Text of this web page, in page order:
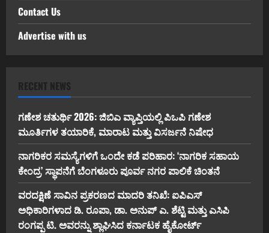
Contact Us
Advertise with us
RECENT NEWS
ಗಣೇಶ ಚತುರ್ಥಿ 2026: ಜಿಬಿಎ ವ್ಯಾಪ್ತಿಯಲ್ಲಿ ಪಿಒಪಿ ಗಣೇಶ
ಮೂರ್ತಿಗಳ ತಯಾರಿಕೆ, ಮಾರಾಟ ಮತ್ತು ವಿಸರ್ಜನೆ ನಿಷೇಧ
ನಾಗರಿಕರ ಸಮಸ್ಯೆಗಳಿಗೆ ಒಂದೇ ಕಡೆ ಪರಿಹಾರ: ‘ನಾಗರಿಕ ಸಹಾಯ
ಕೇಂದ್ರ’ ಸ್ಥಾಪನೆಗೆ ಬೆಂಗಳೂರು ಪೂರ್ವ ನಗರ ಪಾಲಿಕೆ ಚಿಂತನೆ
ವರದಕ್ಷಿಣೆ ಸಾವಿನ ಪ್ರಕರಣದ ಮಾದರಿ ತನಿಖೆ: ಐಪಿಎಸ್
ಅಧಿಕಾರಿಗಳಾದ ಡಿ. ರೂಪಾ, ಡಾ. ಅನುಪ್ ಎ. ಶೆಟ್ಟಿ ಮತ್ತು ಎಸಿಪಿ
ರಂಗಪ್ಪ ಟಿ. ಅವರನ್ನು ಶ್ಲಾಘಿಸಿದ ಕರ್ನಾಟಕ ಹೈಕೋರ್ಟ್